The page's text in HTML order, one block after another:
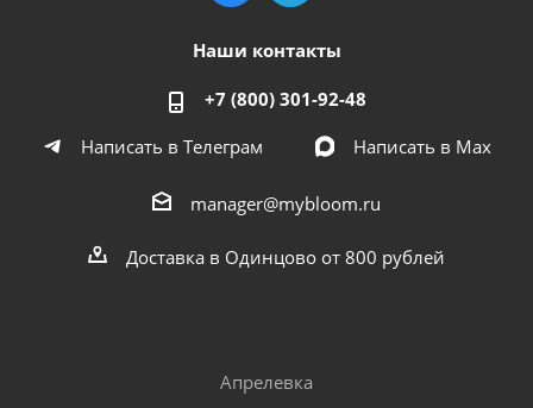
Наши контакты
+7 (800) 301-92-48
Написать в Телеграм
Написать в Мах
manager@mybloom.ru
Доставка в Одинцово от 800 рублей
Апрелевка